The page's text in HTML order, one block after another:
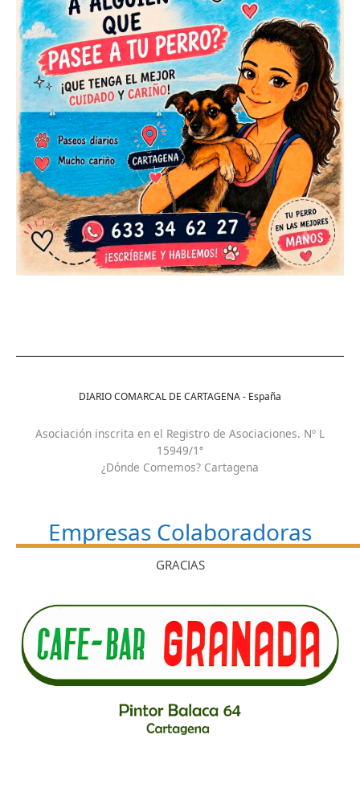
DIARIO COMARCAL DE CARTAGENA - España
Asociación inscrita en el Registro de Asociaciones. Nº L
15949/1ª
¿Dónde Comemos? Cartagena
Empresas Colaboradoras
GRACIAS